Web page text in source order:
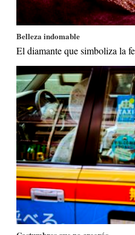
Belleza indomable
El diamante que simboliza la